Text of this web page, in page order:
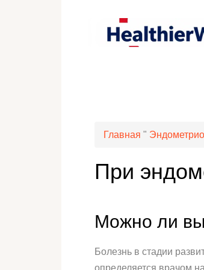
Главная "
При
Можно ли
Болезнь в стадии
определяется врачом